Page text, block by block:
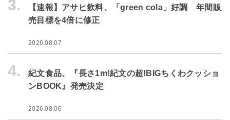
3.
【速報】アサヒ飲料、「green cola」好調 年間販
売目標を4倍に修正
2026.08.07
4.
紀文食品、『長さ1m!紀文の超!BIGちくわクッショ
ンBOOK』発売決定
2026.08.06